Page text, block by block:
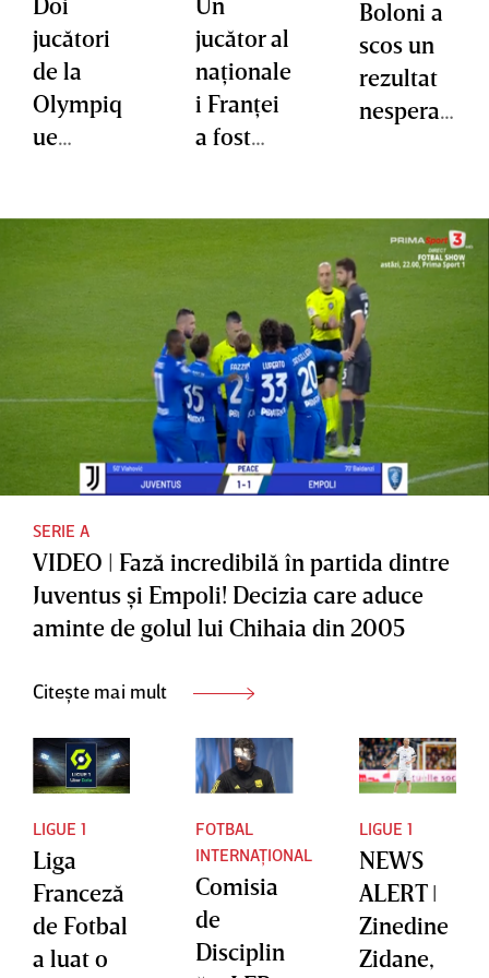
jucători
de la
Olympiq
ue
victimele
unei
de furt
maşină
jucător al
naţionale
i Franţei
a fost
Boloni a
scos un
rezultat
nesperat
Marseille
SERIE A
VIDEO | Fază incredibilă în partida dintre
Juventus şi Empoli! Decizia care aduce
aminte de golul lui Chihaia din 2005
Citește mai mult
LIGUE 1
Liga
Franceză
de Fotbal
a luat o
FOTBAL
INTERNAȚIONAL
Comisia
de
Disciplin
LIGUE 1
NEWS
ALERT ǀ
Zinedine
Zidane,